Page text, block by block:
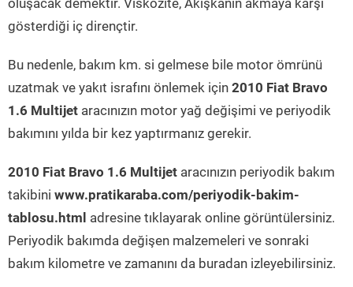
oluşacak demektir. Viskozite, Akışkanın akmaya karşı
gösterdiği iç dirençtir.
Bu nedenle, bakım km. si gelmese bile motor ömrünü
uzatmak ve yakıt israfını önlemek için 2010 Fiat Bravo
1.6 Multijet aracınızın motor yağ değişimi ve periyodik
bakımını yılda bir kez yaptırmanız gerekir.
2010 Fiat Bravo 1.6 Multijet aracınızın periyodik bakım
takibini www.pratikaraba.com/periyodik-bakim-
tablosu.html adresine tıklayarak online görüntülersiniz.
Periyodik bakımda değişen malzemeleri ve sonraki
bakım kilometre ve zamanını da buradan izleyebilirsiniz.